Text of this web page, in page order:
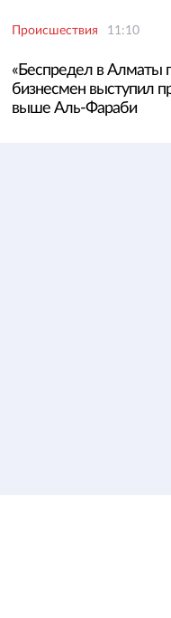
Происшествия 11:10
«Беспредел в Алматы
бизнесмен выступил
выше Аль-Фараби